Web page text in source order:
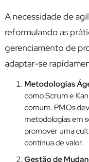
A necessidade de
reformulando as
gerenciamento de
adaptar-se
Metodologias
como Scrum e
comum. PMOs
metodologias em
promover uma
contínua de valor.
Gestão de